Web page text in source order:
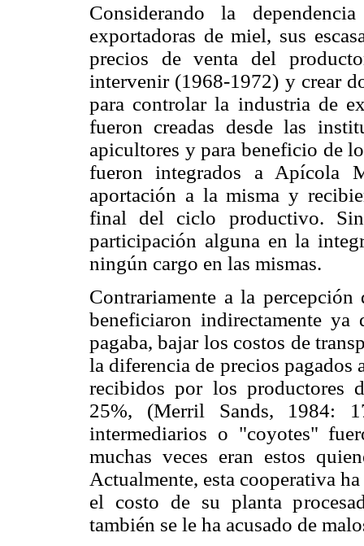
Considerando la
exportadoras de miel, sus
precios de venta del
intervenir (1968-1972) y crear
para controlar la industria de
fueron creadas desde las
apicultores y para beneficio de
fueron integrados a Apícola
aportación a la misma y
final del ciclo productivo.
participación alguna en la
ningún cargo en las mismas.
Contrariamente a la
beneficiaron indirectamente
pagaba, bajar los costos de
la diferencia de precios pagados
recibidos por los productores
25%, (Merril Sands, 1984:
intermediarios o "coyotes"
muchas veces eran estos
Actualmente, esta cooperativa
el costo de su planta
también se le ha acusado de